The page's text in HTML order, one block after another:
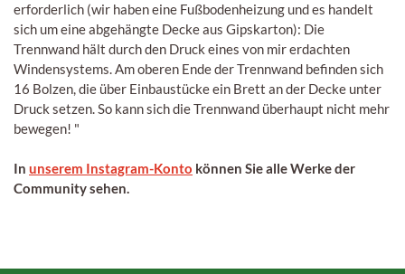
erforderlich (wir haben eine Fußbodenheizung und es handelt
sich um eine abgehängte Decke aus Gipskarton): Die
Trennwand hält durch den Druck eines von mir erdachten
Windensystems. Am oberen Ende der Trennwand befinden sich
16 Bolzen, die über Einbaustücke ein Brett an der Decke unter
Druck setzen. So kann sich die Trennwand überhaupt nicht mehr
bewegen! "
In unserem Instagram-Konto können Sie alle Werke der
Community sehen.